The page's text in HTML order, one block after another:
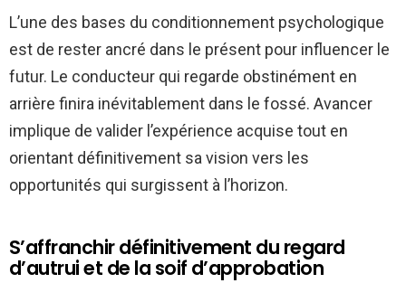
L’une des bases du conditionnement psychologique
est de rester ancré dans le présent pour influencer le
futur. Le conducteur qui regarde obstinément en
arrière finira inévitablement dans le fossé. Avancer
implique de valider l’expérience acquise tout en
orientant définitivement sa vision vers les
opportunités qui surgissent à l’horizon.
S’affranchir définitivement du regard
d’autrui et de la soif d’approbation